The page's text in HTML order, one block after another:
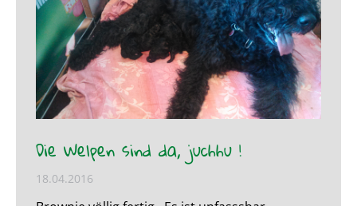
Die Welpen sind da, juchhu !
18.04.2016